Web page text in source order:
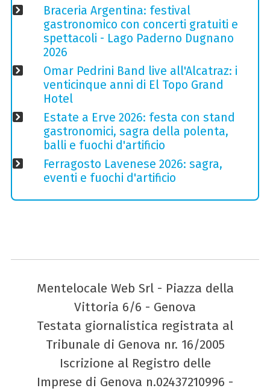
Braceria Argentina: festival
gastronomico con concerti gratuiti e
spettacoli - Lago Paderno Dugnano
2026
Omar Pedrini Band live all'Alcatraz: i
venticinque anni di El Topo Grand
Hotel
Estate a Erve 2026: festa con stand
gastronomici, sagra della polenta,
balli e fuochi d'artificio
Ferragosto Lavenese 2026: sagra,
eventi e fuochi d'artificio
Mentelocale Web Srl - Piazza della
Vittoria 6/6 - Genova
Testata giornalistica registrata al
Tribunale di Genova nr. 16/2005
Iscrizione al Registro delle
Imprese di Genova n.02437210996 -